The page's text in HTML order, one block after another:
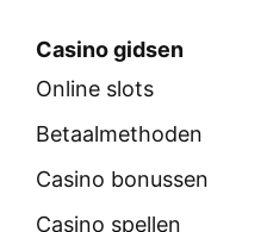
Casino gidsen
Online slots
Betaalmethoden
Casino bonussen
Casino spellen